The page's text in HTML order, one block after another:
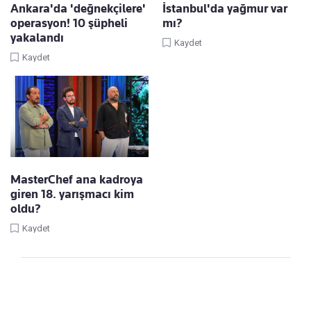
Ankara'da 'değnekçilere'
operasyon! 10 şüpheli
yakalandı
Kaydet
İstanbul'da yağmur var
mı?
Kaydet
MasterChef ana kadroya
giren 18. yarışmacı kim
oldu?
Kaydet